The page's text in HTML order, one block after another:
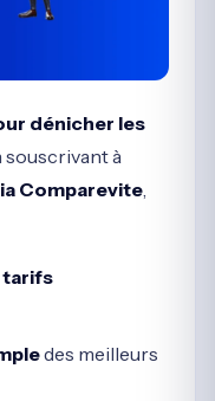
dénicher les
souscrivant à
Comparevite,
tarifs
des meilleurs